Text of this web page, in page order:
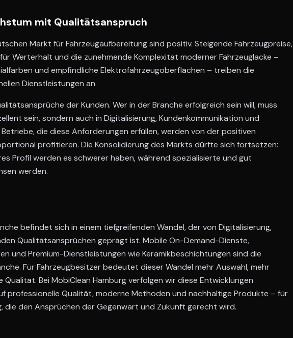
mit Qualitätsanspruch
Markt für Fahrzeugaufbereitung sind positiv. Steigende Fahrzeugpreise,
Werterhalt und die zunehmende Komplexität moderner Fahrzeuglacke –
und empfindliche Elektrofahrzeugoberflächen – treiben die
Dienstleistungen an.
der Kunden. Wer in der Branche erfolgreich sein will, muss
sein, sondern auch in Digitalisierung, Kundenkommunikation und
die diese Anforderungen erfüllen, werden von der positiven
profitieren. Die Konsolidierung des Markts dürfte sich fortsetzen:
Profil werden es schwerer haben, während spezialisierte und gut
werden.
befindet sich in einem tiefgreifenden Wandel, der von Digitalisierung,
Qualitätsansprüchen geprägt ist. Mobile On-Demand-Dienste,
und Premium-Dienstleistungen wie Keramikbeschichtungen sind die
Für Fahrzeugbesitzer bedeutet dieser Wandel mehr Auswahl, mehr
Qualität. Bei MobiClean Hamburg verfolgen wir diese Entwicklungen
professionelle Qualität, moderne Methoden und nachhaltige Produkte – für
die den Ansprüchen der Gegenwart und Zukunft gerecht wird.